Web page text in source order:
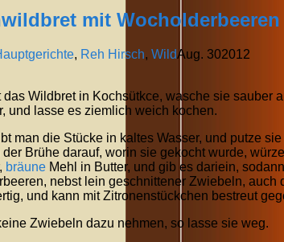
mit
, Reh Hirsch, WildAug. 302012
das Wildbret in Kochsütkce, wasche sie sauber
und lasse es ziemlich weich kochen.
man die Stücke in kaltes Wasser, und putze
Brühe darauf, worin sie gekocht wurde,
bräune Mehl in Butter, und gib es dariein,
nebst lein geschnittener Zwiebeln, auch
und kann mit Zitronenstückchen bestreut
Zwiebeln dazu nehmen, so lasse sie weg.